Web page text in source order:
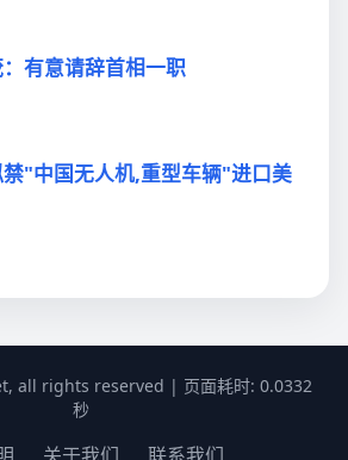
有意请辞首相一职
"中国无人机,重型车辆"进口美
all rights reserved | 页面耗时: 0.0332
秒